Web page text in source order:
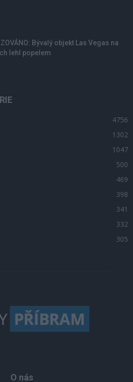
Bývalý objekt Las Vegas na
lehl popelem
4756
1302
1047
500
469
398
341
332
305
O nás